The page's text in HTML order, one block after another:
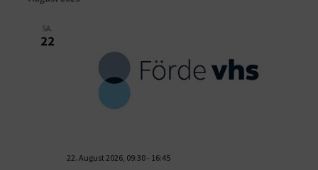
SA.
22
22. August 2026, 09:30- 16:45